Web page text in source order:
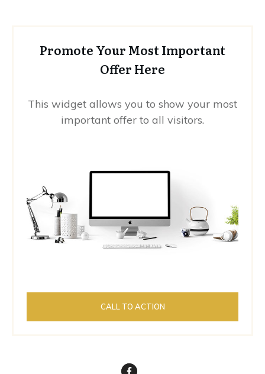
Promote Your Most Important
Offer Here
This widget allows you to show your most
important offer to all visitors.
CALL TO ACTION